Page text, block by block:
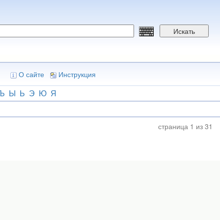
Искать
О сайте Инструкция
Ы Ь Э Ю Я
страница 1 из 31